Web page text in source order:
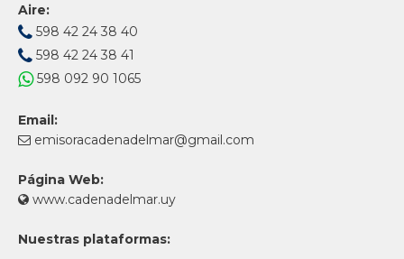
Aire:
598 42 24 38 40
598 42 24 38 41
598 092 90 1065
Email:
emisoracadenadelmar@gmail.com
Página Web:
www.cadenadelmar.uy
Nuestras plataformas: